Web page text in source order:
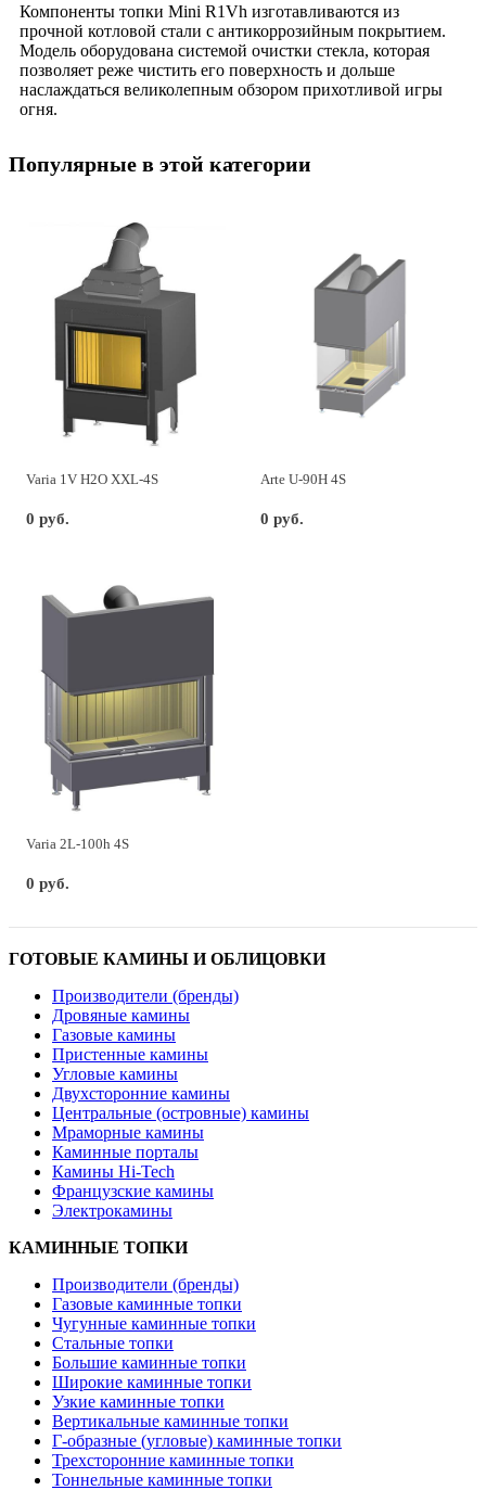
Компоненты топки Mini R1Vh изготавливаются из
прочной котловой стали с антикоррозийным покрытием.
Модель оборудована системой очистки стекла, которая
позволяет реже чистить его поверхность и дольше
наслаждаться великолепным обзором прихотливой игры
огня.
Популярные в этой категории
Varia 1V H2O XXL-4S
0 руб.
Arte U-90H 4S
0 руб.
Varia 2L-100h 4S
0 руб.
ГОТОВЫЕ КАМИНЫ И ОБЛИЦОВКИ
Производители (бренды)
Дровяные камины
Газовые камины
Пристенные камины
Угловые камины
Двухсторонние камины
Центральные (островные) камины
Мраморные камины
Каминные порталы
Камины Hi-Tech
Французские камины
Электрокамины
КАМИННЫЕ ТОПКИ
Производители (бренды)
Газовые каминные топки
Чугунные каминные топки
Стальные топки
Большие каминные топки
Широкие каминные топки
Узкие каминные топки
Вертикальные каминные топки
Г-образные (угловые) каминные топки
Трехсторонние каминные топки
Тоннельные каминные топки